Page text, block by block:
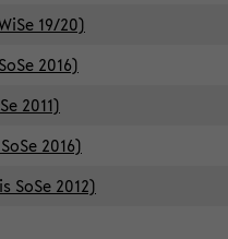
19/20)
2016)
2011)
2016)
2012)